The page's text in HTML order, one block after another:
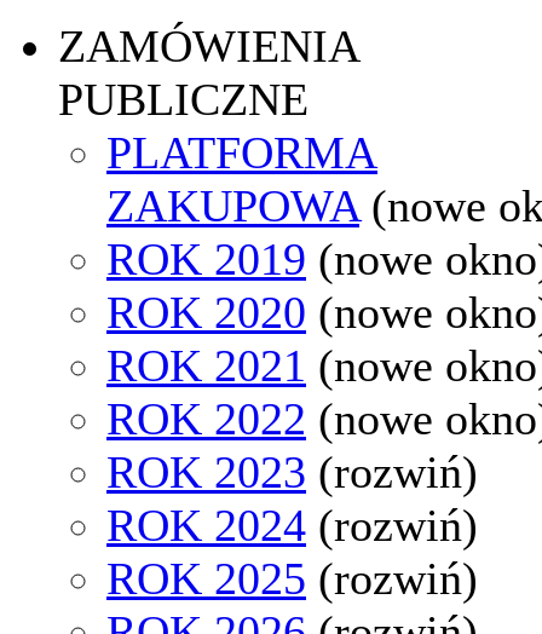
ZAMÓWIENIA
PUBLICZNE
PLATFORMA
ZAKUPOWA (nowe
ROK 2019 (nowe
ROK 2020 (nowe
ROK 2021 (nowe
ROK 2022 (nowe
ROK 2023 (rozwiń)
ROK 2024 (rozwiń)
ROK 2025 (rozwiń)